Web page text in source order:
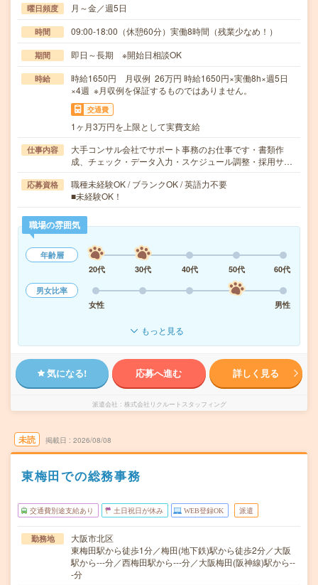
曜日頻度 月～金／週5日
時間 09:00-18:00（休憩60分）実働8時間（残業少なめ！）
期間 即日～長期 ※開始日相談OK
時給
時給1650円 月収例 26万円 時給1650円×実働8h×週5日
×4週 ※月収例を保証するものではありません。
交通費
1ヶ月3万円を上限として実費支給
仕事内容
大手コンサル会社でサポート事務のお仕事です・書類作
成、チェック・データ入力・スケジュール調整・採用サ…
応募資格
職種未経験OK / ブランクOK / 英語力不要
■未経験OK！
職場の雰囲気
年齢層
20代
30代 40代 50代
60代
男女比率
女性
男性
もっと見る
気になる! 応募へ進む 詳しく見る
派遣会社 株式会社リクルートスタッフィング
未読 掲載日 2026/08/08
東梅田での総務事務
交通費別途支給あり 土日祝日が休み WEB登録OK 派遣
勤務地
大阪市北区
東梅田駅から徒歩1分／梅田(地下鉄)駅から徒歩2分／大阪
駅から---分／西梅田駅から---分／大阪梅田(阪神線)駅から--
-分